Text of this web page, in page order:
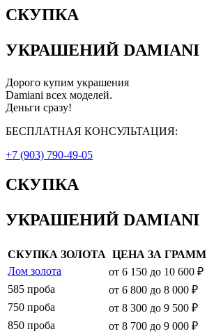
СКУПКА
УКРАШЕНИЙ DAMIANI
Дорого купим украшения
Damiani всех моделей.
Деньги сразу!
БЕСПЛАТНАЯ КОНСУЛЬТАЦИЯ:
+7 (903) 790-49-05
СКУПКА
УКРАШЕНИЙ DAMIANI
СКУПКА ЗОЛОТА ЦЕНА ЗА ГРАММ
Лом золота
от 6 150 до 10 600 ₽
585 проба
от 6 800 до 8 000 ₽
750 проба
от 8 300 до 9 500 ₽
850 проба
от 8 700 до 9 000 ₽